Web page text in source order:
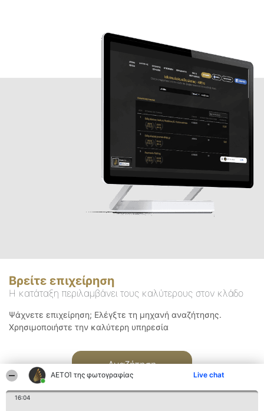
ΑΕΤΟΊ της φωτογραφίας Live chat
16:04
Βρείτε επιχείρηση
Η κατάταξη περιλαμβάνει τους καλύτερους στον κλάδο
Ψάχνετε επιχείρηση; Ελέγξτε τη μηχανή αναζήτησης.
Χρησιμοποιήστε την καλύτερη υπηρεσία
Αναζήτηση